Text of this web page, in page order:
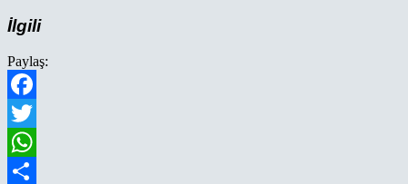
İlgili
Paylaş:
Facebook
Twitter
WhatsApp